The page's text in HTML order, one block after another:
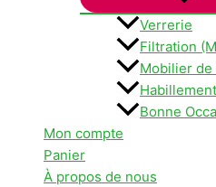
Verrerie
Filtration
Mobilier de
Habillement
Bonne
Mon compte
Panier
À propos de nous